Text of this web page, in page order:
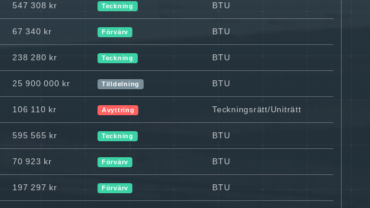
547 308 kr Teckning BTU
67 340 kr Förvärv BTU
238 280 kr Teckning BTU
25 900 000 kr Tilldelning BTU
106 110 kr Avyttring Teckningsrätt/Uniträtt
595 565 kr Teckning BTU
70 923 kr Förvärv BTU
197 297 kr Förvärv BTU